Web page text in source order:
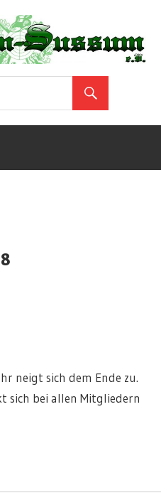
Basum-
Sussum
neigt sich dem Ende zu.
sich bei allen Mitgliedern